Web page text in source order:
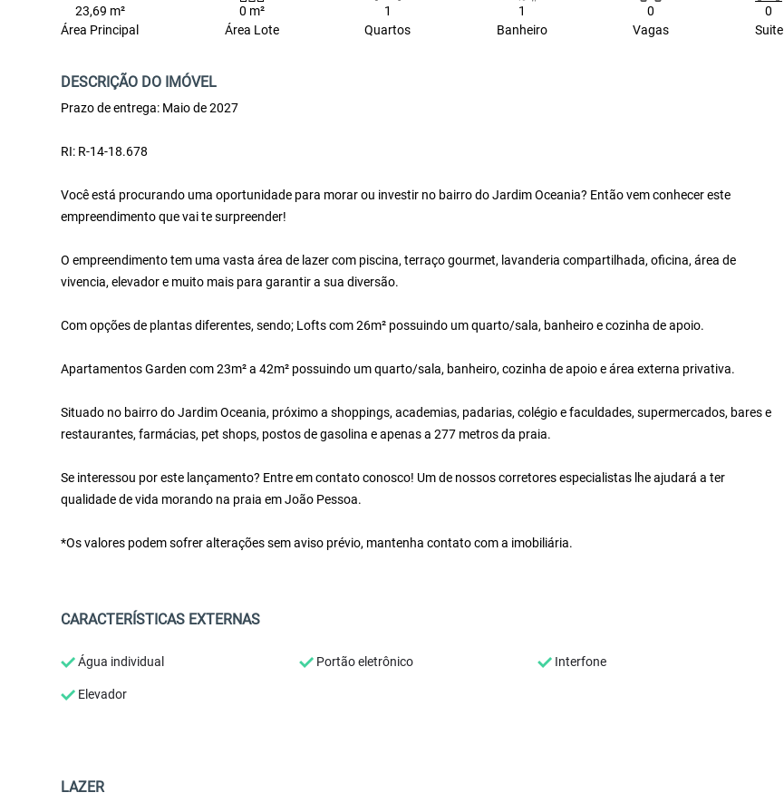
23,69 m²
Área Principal
0 m²
Área Lote
1
Quartos
1
Banheiro
0
Vagas
0
Suite
DESCRIÇÃO DO IMÓVEL
Prazo de entrega: Maio de 2027
RI: R-14-18.678
Você está procurando uma oportunidade para morar ou investir no bairro do Jardim Oceania? Então vem conhecer este
empreendimento que vai te surpreender!
O empreendimento tem uma vasta área de lazer com piscina, terraço gourmet, lavanderia compartilhada, oficina, área de
vivencia, elevador e muito mais para garantir a sua diversão.
Com opções de plantas diferentes, sendo; Lofts com 26m² possuindo um quarto/sala, banheiro e cozinha de apoio.
Apartamentos Garden com 23m² a 42m² possuindo um quarto/sala, banheiro, cozinha de apoio e área externa privativa.
Situado no bairro do Jardim Oceania, próximo a shoppings, academias, padarias, colégio e faculdades, supermercados, bares e
restaurantes, farmácias, pet shops, postos de gasolina e apenas a 277 metros da praia.
Se interessou por este lançamento? Entre em contato conosco! Um de nossos corretores especialistas lhe ajudará a ter
qualidade de vida morando na praia em João Pessoa.
*Os valores podem sofrer alterações sem aviso prévio, mantenha contato com a imobiliária.
CARACTERÍSTICAS EXTERNAS
Água individual Portão eletrônico Interfone
Elevador
LAZER